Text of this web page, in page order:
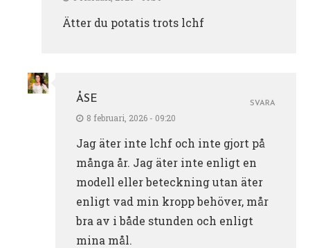
Ätter du potatis trots lchf
ÅSE
8 februari, 2026 - 09:20
Jag äter inte lchf och inte gjort på
många år. Jag äter inte enligt en
modell eller beteckning utan äter
enligt vad min kropp behöver, mår
bra av i både stunden och enligt
mina mål.
SVARA